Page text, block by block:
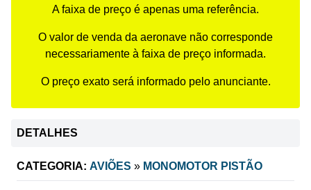
A faixa de preço é apenas uma referência.
O valor de venda da aeronave não corresponde
necessariamente à faixa de preço informada.
O preço exato será informado pelo anunciante.
DETALHES
CATEGORIA: AVIÕES » MONOMOTOR PISTÃO